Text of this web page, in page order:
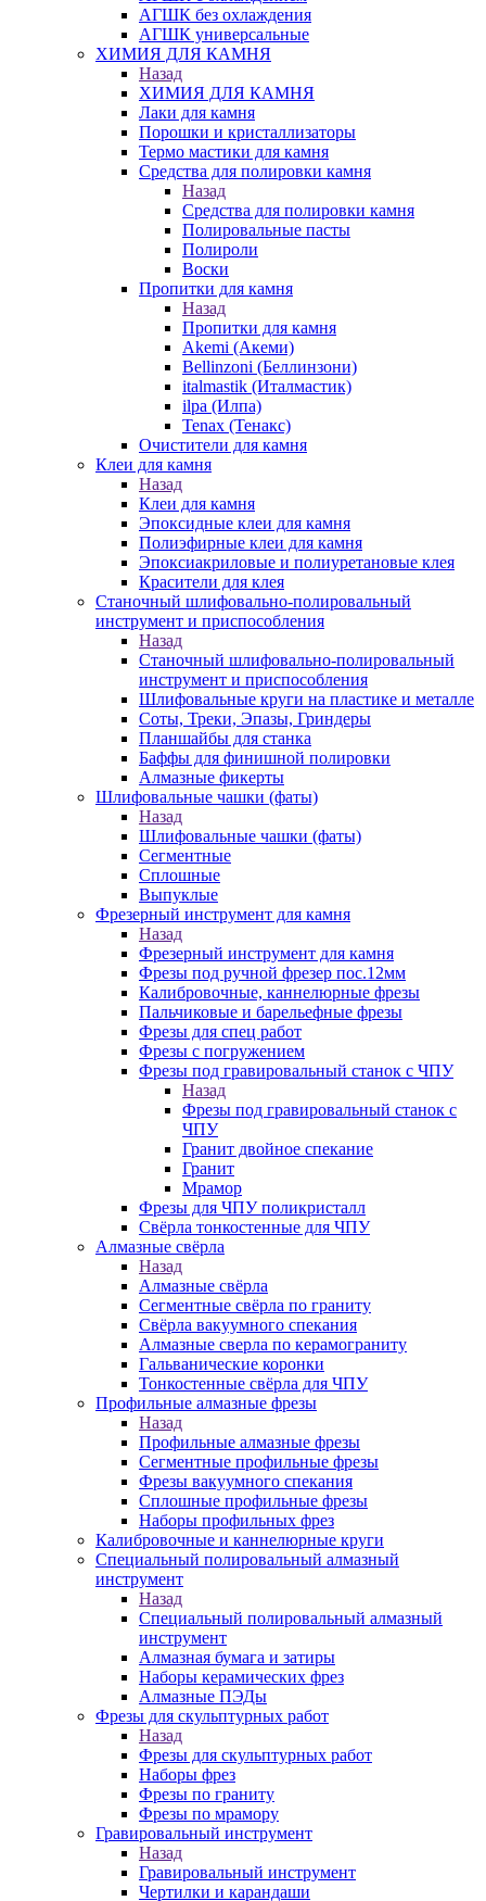
АГШК без охлаждения
АГШК универсальные
ХИМИЯ ДЛЯ КАМНЯ
Назад
ХИМИЯ ДЛЯ КАМНЯ
Лаки для камня
Порошки и кристаллизаторы
Термо мастики для камня
Средства для полировки камня
Назад
Средства для полировки камня
Полировальные пасты
Полироли
Воски
Пропитки для камня
Назад
Пропитки для камня
Akemi (Акеми)
Bellinzoni (Беллинзони)
italmastik (Италмастик)
ilpa (Илпа)
Tenax (Тенакс)
Очистители для камня
Клеи для камня
Назад
Клеи для камня
Эпоксидные клеи для камня
Полиэфирные клеи для камня
Эпоксиакриловые и полиуретановые клея
Красители для клея
Станочный шлифовально-полировальный
инструмент и приспособления
Назад
Станочный шлифовально-полировальный
инструмент и приспособления
Шлифовальные круги на пластике и металле
Соты, Треки, Эпазы, Гриндеры
Планшайбы для станка
Баффы для финишной полировки
Алмазные фикерты
Шлифовальные чашки (фаты)
Назад
Шлифовальные чашки (фаты)
Сегментные
Сплошные
Выпуклые
Фрезерный инструмент для камня
Назад
Фрезерный инструмент для камня
Фрезы под ручной фрезер пос.12мм
Калибровочные, каннелюрные фрезы
Пальчиковые и барельефные фрезы
Фрезы для спец работ
Фрезы с погружением
Фрезы под гравировальный станок с ЧПУ
Назад
Фрезы под гравировальный станок с
ЧПУ
Гранит двойное спекание
Гранит
Мрамор
Фрезы для ЧПУ поликристалл
Свёрла тонкостенные для ЧПУ
Алмазные свёрла
Назад
Алмазные свёрла
Сегментные свёрла по граниту
Свёрла вакуумного спекания
Алмазные сверла по керамограниту
Гальванические коронки
Тонкостенные свёрла для ЧПУ
Профильные алмазные фрезы
Назад
Профильные алмазные фрезы
Сегментные профильные фрезы
Фрезы вакуумного спекания
Сплошные профильные фрезы
Наборы профильных фрез
Калибровочные и каннелюрные круги
Специальный полировальный алмазный
инструмент
Назад
Специальный полировальный алмазный
инструмент
Алмазная бумага и затиры
Наборы керамических фрез
Алмазные ПЭДы
Фрезы для скульптурных работ
Назад
Фрезы для скульптурных работ
Наборы фрез
Фрезы по граниту
Фрезы по мрамору
Гравировальный инструмент
Назад
Гравировальный инструмент
Чертилки и карандаши